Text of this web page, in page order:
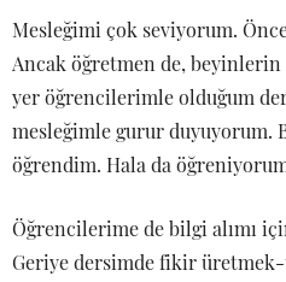
Mesleğimi çok seviyorum.
Ancak öğretmen de,
yer öğrencilerimle olduğum
mesleğimle gurur duyuyorum.
öğrendim. Hala da
Öğrencilerime de bilgi alımı
Geriye dersimde fikir